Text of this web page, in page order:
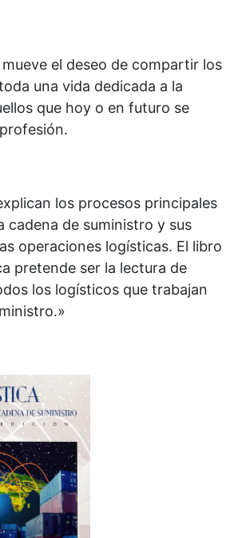
el deseo de compartir los
una vida dedicada a la
que hoy o en futuro se
los procesos principales
cadena de suministro y sus
operaciones logísticas. El libro
pretende ser la lectura de
los logísticos que trabajan